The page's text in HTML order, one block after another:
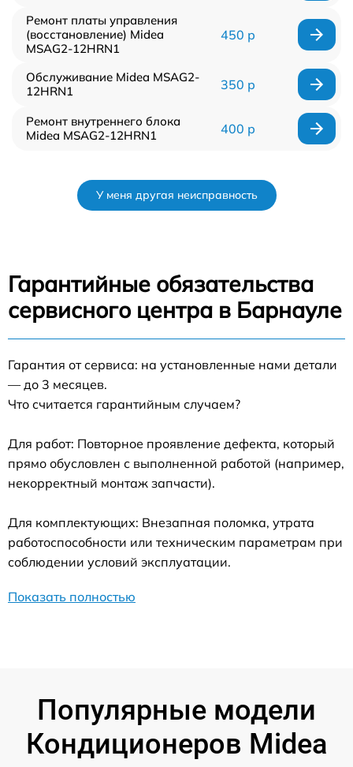
Ремонт платы управления
(восстановление) Midea
MSAG2-12HRN1
450 р
Обслуживание Midea MSAG2-
12HRN1
350 р
Ремонт внутреннего блока
Midea MSAG2-12HRN1
400 р
У меня другая неисправность
Гарантийные обязательства
сервисного центра в Барнауле
Гарантия от сервиса: на установленные нами детали
— до 3 месяцев.
Что считается гарантийным случаем?
Для работ: Повторное проявление дефекта, который
прямо обусловлен с выполненной работой (например,
некорректный монтаж запчасти).
Для комплектующих: Внезапная поломка, утрата
работоспособности или техническим параметрам при
соблюдении условий эксплуатации.
Показать полностью
Популярные модели
Кондиционеров Midea